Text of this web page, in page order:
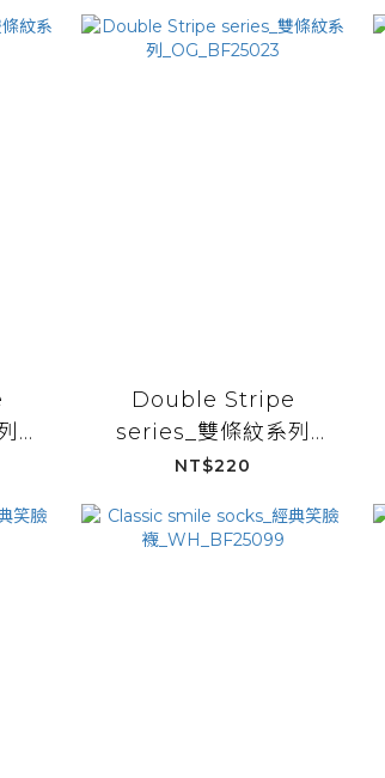
Double Stripe
series_雙條紋系列
_OG_BF25023
NT$220